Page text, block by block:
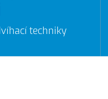
techniky